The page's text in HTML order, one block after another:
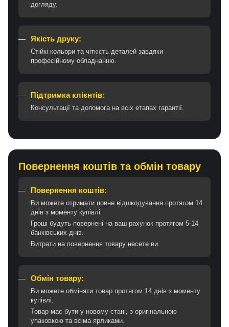
догляду.
Якість друку:
Стійкі кольори та чіткість деталей завдяки
професійному обладнанню.
Підтримка клієнтів:
Консультації та допомога на всіх етапах гарантії.
Повернення коштів та обмін товару
Повернення коштів:
Ви можете отримати повне відшкодування протягом 14
днів з моменту купівлі.
Гроші будуть повернені на ваш рахунок протягом 5-14
банківських днів.
Витрати на повернення товару несете ви.
Обмін товару:
Ви можете обміняти товар протягом 14 днів з моменту
купівлі.
Товар має бути у новому стані, з оригінальною
упаковкою та всіма ярликами.